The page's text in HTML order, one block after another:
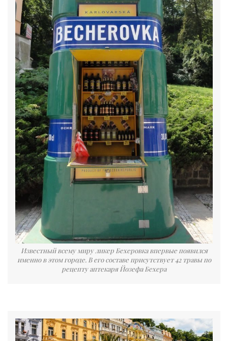
Известный всему миру ликер Бехеровка впервые появился
именно в этом городе. В его составе присутствует 42 травы по
рецепту аптекаря Йозефа Бехера